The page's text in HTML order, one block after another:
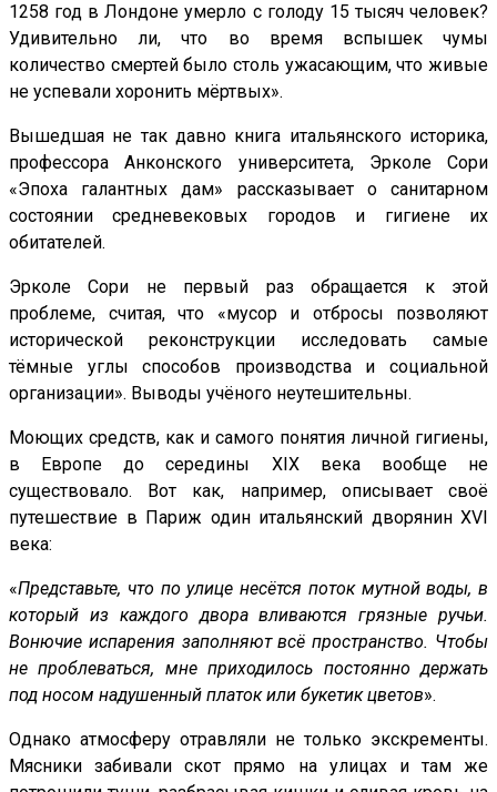
1258 год в Лондоне умерло с голоду 15 тысяч человек?
Удивительно ли, что во время вспышек чумы
количество смертей было столь ужасающим, что живые
не успевали хоронить мёртвых».
Вышедшая не так давно книга итальянского историка,
профессора Анконского университета, Эрколе Сори
«Эпоха галантных дам» рассказывает о санитарном
состоянии средневековых городов и гигиене их
обитателей.
Эрколе Сори не первый раз обращается к этой
проблеме, считая, что «мусор и отбросы позволяют
исторической реконструкции исследовать самые
тёмные углы способов производства и социальной
организации». Выводы учёного неутешительны.
Моющих средств, как и самого понятия личной гигиены,
в Европе до середины ХIХ века вообще не
существовало. Вот как, например, описывает своё
путешествие в Париж один итальянский дворянин ХVI
века:
«Представьте, что по улице несётся поток мутной воды, в
который из каждого двора вливаются грязные ручьи.
Вонючие испарения заполняют всё пространство. Чтобы
не проблеваться, мне приходилось постоянно держать
под носом надушенный платок или букетик цветов».
Однако атмосферу отравляли не только экскременты.
Мясники забивали скот прямо на улицах и там же